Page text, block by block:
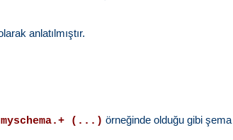
anlatılmıştır.
myschema.+ (...) örneğinde olduğu gibi